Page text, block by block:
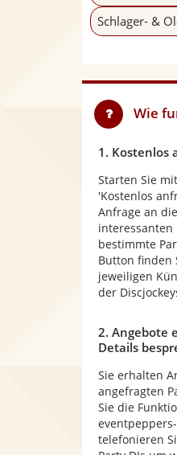
Schlager- &
Wie
1. Kostenlos
Starten Sie
'Kostenlos
Anfrage an
interessanten
bestimmte
Button finden
jeweiligen
der
2. Angebote
Details
Sie erhalten
angefragten
Sie die
telefonieren